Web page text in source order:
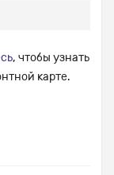
, чтобы узнать
карте.